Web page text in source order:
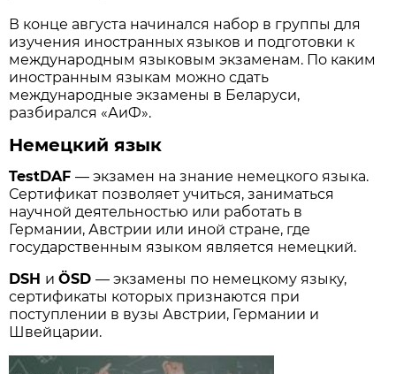
В конце августа начинался набор в группы для
изучения иностранных языков и подготовки к
международным языковым экзаменам. По каким
иностранным языкам можно сдать
международные экзамены в Беларуси,
разбирался «АиФ».
Немецкий язык
TestDAF— экзамен на знание немецкого языка.
Сертификат позволяет учиться, заниматься
научной деятельностью или работать в
Германии, Австрии или иной стране, где
государственным языком является немецкий.
DSH иÖSD— экзамены по немецкому языку,
сертификаты которых признаются при
поступлении в вузы Австрии, Германии и
Швейцарии.